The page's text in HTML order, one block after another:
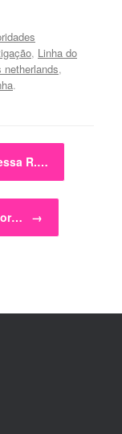
, Linha do
netherlands,
.
R.…
→